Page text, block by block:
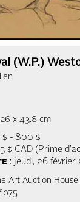
(W.P.)
x 43.8 cm
$ - 800 $
$ CAD (Prime
: jeudi, 26 février
Art Auction